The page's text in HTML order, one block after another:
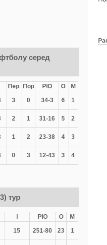
серед
Пер Пор РІО О
М
3 0 34-3 6
1
2 1 31-16 5
2
1 2 23-38 4
3
0 3 12-43 3 4
тур
РІО О
М
15 251-80 23
1